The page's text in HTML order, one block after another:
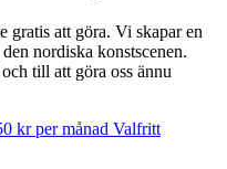
gratis att göra. Vi skapar en
nordiska konstscenen.
till att göra oss ännu
kr per månad Valfritt